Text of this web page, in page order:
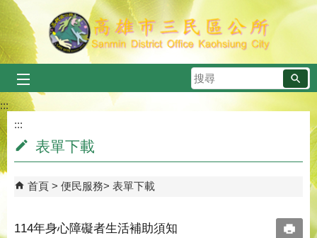
跳到主要內容區塊
搜
尋
:::
:::
表單下載
首頁 便民服務 表單下載
114年身心障礙者生活補助須知